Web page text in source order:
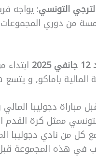
التونسي: يواجه
من دوري
ابتداء
مباراة دجوليبا
ممثل كرة
كل من نادي دجوليبا
في هذه المجموعة